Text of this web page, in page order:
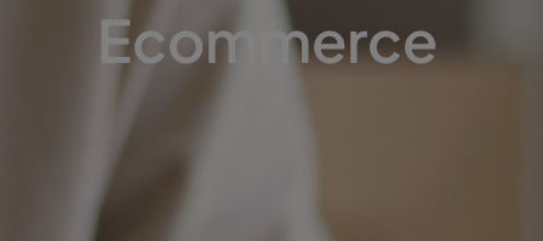
Ecommerce